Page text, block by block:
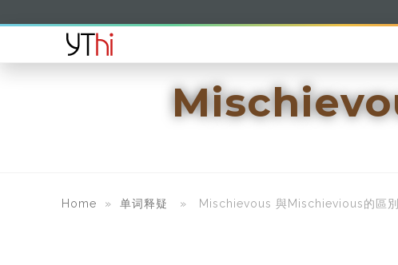
Home » 单词释疑 » Mischievous 與Mischievious的區別